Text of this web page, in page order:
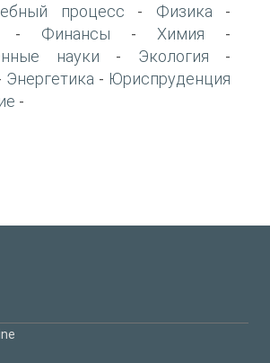
процесс - Физика -
- Финансы - Химия -
науки - Экология -
Энергетика - Юриспруденция
-